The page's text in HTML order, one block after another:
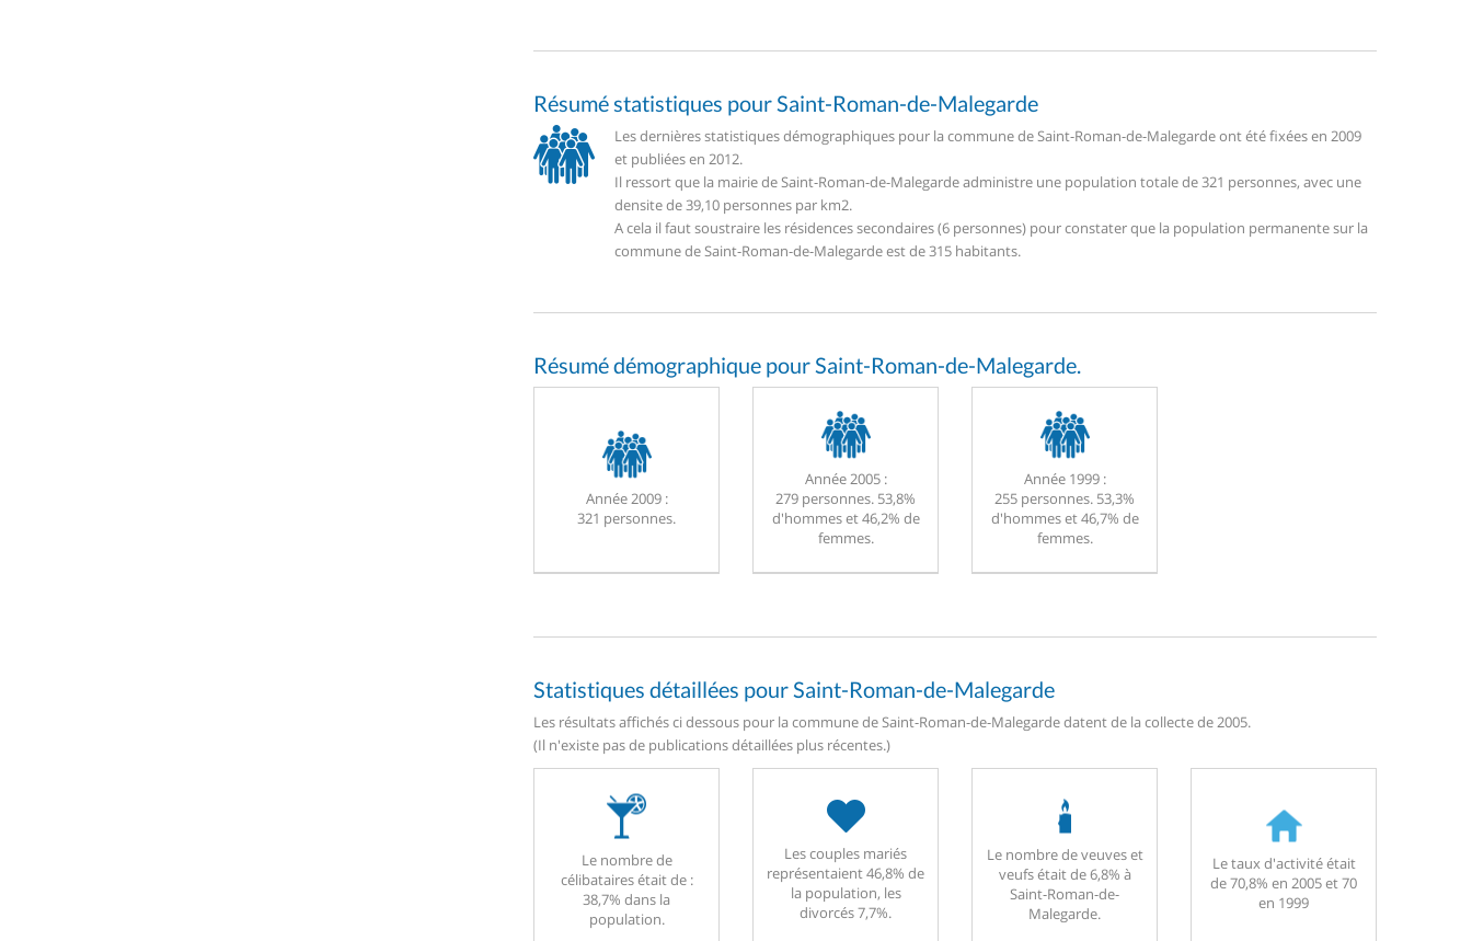
Résumé statistiques pour Saint-Roman-de-Malegarde
Les dernières statistiques démographiques pour la commune de Saint-Roman-de-Malegarde ont été fixées en 2009
et publiées en 2012.
Il ressort que la mairie de Saint-Roman-de-Malegarde administre une population totale de 321 personnes, avec une
densite de 39,10 personnes par km2.
A cela il faut soustraire les résidences secondaires (6 personnes) pour constater que la population permanente sur la
commune de Saint-Roman-de-Malegarde est de 315 habitants.
Résumé démographique pour Saint-Roman-de-Malegarde.
Année 2009 :
321 personnes.
Année 2005 :
279 personnes. 53,8%
d'hommes et 46,2% de
femmes.
Année 1999 :
255 personnes. 53,3%
d'hommes et 46,7% de
femmes.
Statistiques détaillées pour Saint-Roman-de-Malegarde
Les résultats affichés ci dessous pour la commune de Saint-Roman-de-Malegarde datent de la collecte de 2005.
(Il n'existe pas de publications détaillées plus récentes.)
Le nombre de
célibataires était de :
38,7% dans la
population.
Les couples mariés
représentaient 46,8% de
la population, les
divorcés 7,7%.
Le nombre de veuves et
veufs était de 6,8% à
Saint-Roman-de-
Malegarde.
Le taux d'activité était
de 70,8% en 2005 et 70
en 1999